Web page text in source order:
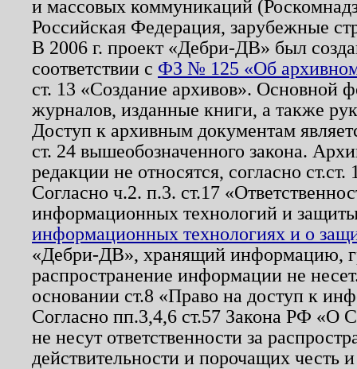
и массовых коммуникаций
Российская Федерация, зарубежные
В 2006 г. проект «Дебри-ДВ» был
соответствии с ФЗ № 125 «Об
ст. 13 «Создание архивов». Основной
журналов, изданные книги, а также
Доступ к архивным документам
ст. 24 вышеобозначенного закона.
редакции не относятся, согласно
Согласно ч.2. п.3. ст.17
информационных технологий и
информационных технологиях и о
«Дебри-ДВ», хранящий информацию,
распространение информации не
основании ст.8 «Право на доступ к
Согласно пп.3,4,6 ст.57 Закона РФ «О
не несут ответственности за
действительности и порочащих честь